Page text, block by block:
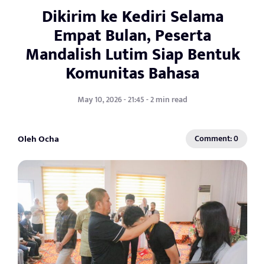
Dikirim ke Kediri Selama
Empat Bulan, Peserta
Mandalish Lutim Siap Bentuk
Komunitas Bahasa
May 10, 2026 - 21:45 - 2 min read
Oleh Ocha Comment: 0